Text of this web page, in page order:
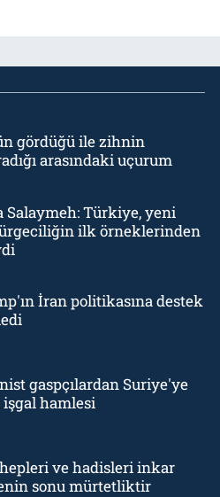
gördüğü ile zihnin
arasındaki uçurum
Salaymeh: Türkiye, yeni
ilk örneklerinden
İran politikasına destek
gaspçılardan Suriye'ye
hamlesi
ve hadisleri inkar
sonu mürtetliktir